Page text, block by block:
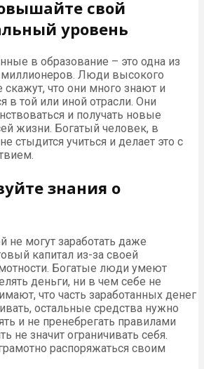
свой
уровень
в образование – это одна из
Люди высокого
скажут, что они много знают и
в той или иной отрасли. Они
и получать новые
жизни. Богатый человек, в
стыдится учиться и делает это с
знания о
могут заработать даже
капитал из-за своей
Богатые люди умеют
деньги, ни в чем себе не
что часть заработанных денег
остальные средства нужно
и не пренебрегать правилами
не значит ограничивать себя.
распоряжаться своим